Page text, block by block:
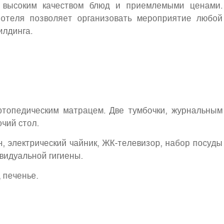
качеством блюд и приемлемыми ценами.
позволяет организовать мероприятие любой
матрацем. Две тумбочки, журнальным
стол.
чайник, ЖК-телевизор, набор посуды
гигиены.
печенье.